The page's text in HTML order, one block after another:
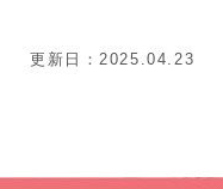
更新日：2025.04.23